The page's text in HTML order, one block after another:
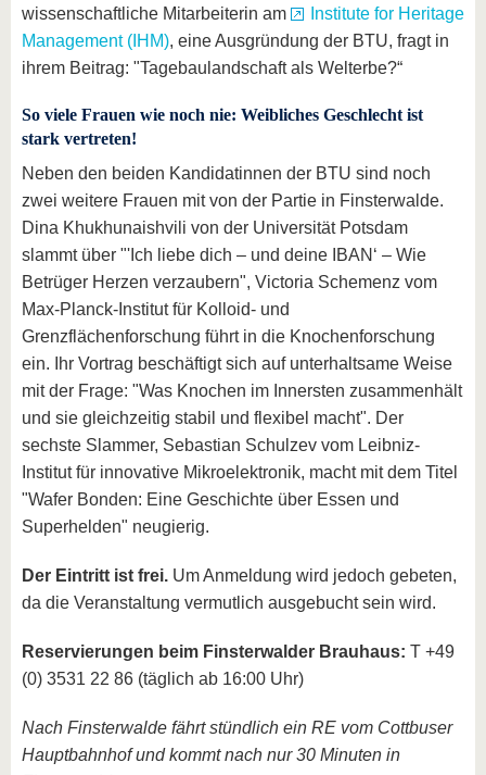
wissenschaftliche Mitarbeiterin am
Institute for Heritage
Management (IHM), eine Ausgründung der BTU, fragt in
ihrem Beitrag: "Tagebaulandschaft als Welterbe?“
So viele Frauen wie noch nie: Weibliches Geschlecht ist
stark vertreten!
Neben den beiden Kandidatinnen der BTU sind noch
zwei weitere Frauen mit von der Partie in Finsterwalde.
Dina Khukhunaishvili von der Universität Potsdam
slammt über "'Ich liebe dich – und deine IBAN‘ – Wie
Betrüger Herzen verzaubern", Victoria Schemenz vom
Max-Planck-Institut für Kolloid- und
Grenzflächenforschung führt in die Knochenforschung
ein. Ihr Vortrag beschäftigt sich auf unterhaltsame Weise
mit der Frage: "Was Knochen im Innersten zusammenhält
und sie gleichzeitig stabil und flexibel macht". Der
sechste Slammer, Sebastian Schulzev vom Leibniz-
Institut für innovative Mikroelektronik, macht mit dem Titel
"Wafer Bonden: Eine Geschichte über Essen und
Superhelden" neugierig.
Der Eintritt ist frei. Um Anmeldung wird jedoch gebeten,
da die Veranstaltung vermutlich ausgebucht sein wird.
Reservierungen beim Finsterwalder Brauhaus: T +49
(0) 3531 22 86 (täglich ab 16:00 Uhr)
Nach Finsterwalde fährt stündlich ein RE vom Cottbuser
Hauptbahnhof und kommt nach nur 30 Minuten in